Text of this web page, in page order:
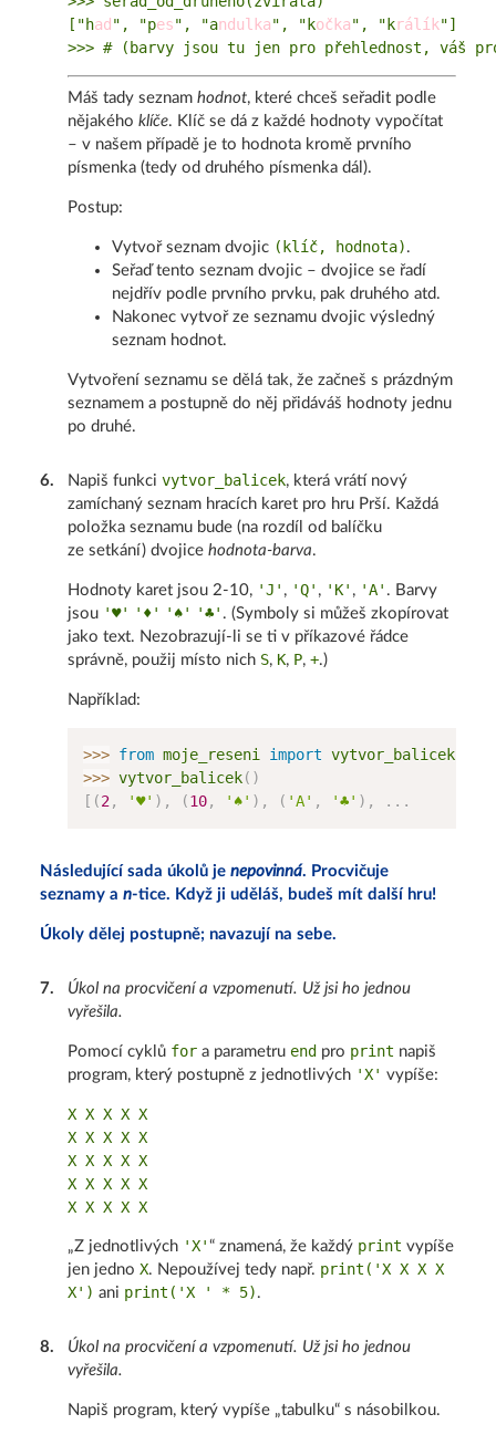
["had ", "pes", "andulka", "kočka", "králík"]
Máš tady seznamhodnot, které chceš seřadit podle
nějakéhoklíče. Klíč se dá z každé hodnoty vypočítat
– v našem případě je to hodnota kromě prvního
písmenka (tedy od druhého písmenka dál).
Postup:
Vytvoř seznam dvojic (klíč, hodnota) .
Seřaď tento seznam dvojic – dvojice se řadí
nejdřív podle prvního prvku, pak druhého atd.
Nakonec vytvoř ze seznamu dvojic výsledný
seznam hodnot.
Vytvoření seznamu se dělá tak, že začneš s prázdným
seznamem a postupně do něj přidáváš hodnoty jednu
po druhé.
6. Napiš funkcivytvor_balicek, která vrátí nový
zamíchaný seznam hracích karet pro hru Prší. Každá
položka seznamu bude (na rozdíl od balíčku
ze setkání) dvojicehodnota-barva.
Hodnoty karet jsou 2-10, 'J' , 'Q' , 'K' , 'A' . Barvy
jsou '♥' '♦' '♠' '♣' . (Symboly si můžeš zkopírovat
jako text. Nezobrazují-li se ti v příkazové řádce
správně, použij místo nich S, K, P,+.)
Například:
>>> from moje_reseni import
>>> vytvor_balicek( )
[ (2, '♥' ) , (10, '♠' ) , ( 'A' , '♣' ) , . . .
Následující sada úkolů je nepovinná. Procvičuje
seznamy a n-tice. Když ji uděláš, budeš mít další hru!
Úkoly dělej postupně; navazují na sebe.
7.
Úkol na procvičení a vzpomenutí. Už jsi ho jednou
vyřešila.
Pomocí cyklů for a parametru end pro print napiš
program, který postupně z jednotlivých 'X' vypíše:
X X X X X
X X X X X
X X X X X
X X X X X
„Z jednotlivých 'X'“ znamená, že každý print vypíše
jen jednoX. Nepoužívej tedy např. print('X X X X
X') ani print('X ' * 5) .
8.
Úkol na procvičení a vzpomenutí. Už jsi ho jednou
vyřešila.
Napiš program, který vypíše „tabulku“ s násobilkou.